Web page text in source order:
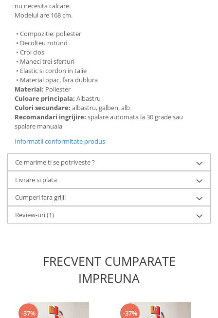
nu necesita calcare.
Modelul are 168 cm.
• Compozitie: poliester
• Decolteu rotund
• Croi clos
• Maneci trei sferturi
• Elastic si cordon in talie
• Material opac, fara dublura
Material: Poliester
Culoare principala: Albastru
Culori secundare: albastru, galben, alb
Recomandari ingrijire: spalare automata la 30 grade sau
spalare manuala
Informatii conformitate produs
Ce marime ti se potriveste ?
Livrare si plata
Cumperi fara griji!
Review-uri(1)
FRECVENT CUMPARATE
IMPREUNA
-37% -37%